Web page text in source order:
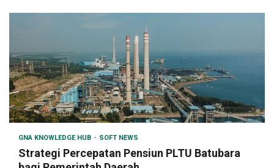
GNA KNOWLEDGE HUB SOFT NEWS
Strategi Percepatan Pensiun PLTU Batubara